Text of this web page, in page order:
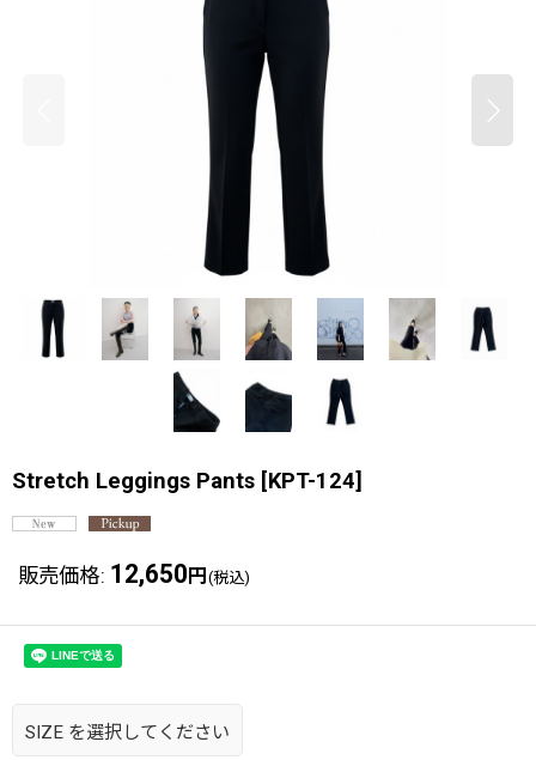
Stretch Leggings Pants [KPT-124]
販売価格: 12,650 円 (税込)
SIZE を選択してください